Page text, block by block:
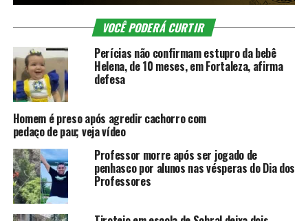
VOCÊ PODERÁ CURTIR
Perícias não confirmam estupro da bebê
Helena, de 10 meses, em Fortaleza, afirma
defesa
Homem é preso após agredir cachorro com
pedaço de pau; veja vídeo
Professor morre após ser jogado de
penhasco por alunos nas vésperas do Dia dos
Professores